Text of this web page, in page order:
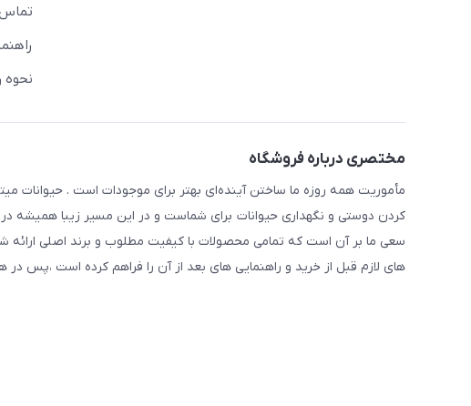
تماس
مختصری درباره فروشگاه
مأموریت همه روزه ما ساختن آینده‌ای بهتر برای موجودات است . حیوانات
کردن دوستی و نگهداری حیوانات برای شماست و در این مسیر زیبا همیشه در
سعی ما بر آن است که تمامی محصولات با کیفیت مطلوب و برند اصلی
های لازم قبل از خرید و راهنمایی های بعد از آن را فراهم کرده است ،پس